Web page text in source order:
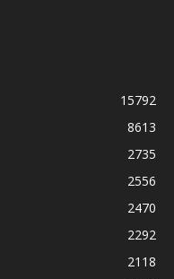
15792
8613
2735
2556
2470
2292
2118